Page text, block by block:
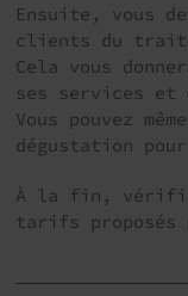
Ensuite, vous
clients du
Cela vous
ses services et
Vous pouvez
dégustation
À la fin,
tarifs